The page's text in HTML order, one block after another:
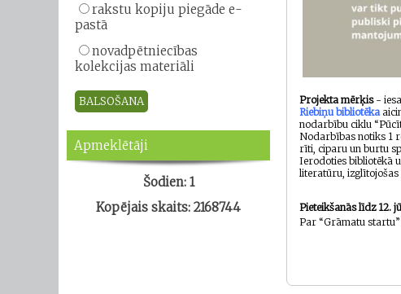
rakstu kopiju piegāde e-
pastā
novadpētniecības
kolekcijas materiāli
Apmeklētāji
Šodien: 1
Kopējais skaits: 2168744
Projekta mērķis-
Riebiņu bibliotēka
nodarbību ciklu
Nodarbības notiks 1
rīti, ciparu un burtu
Ierodoties bibliotēkā
literatūru, izglītojošas
Pieteikšanās līdz 12.
Par “Grāmatu